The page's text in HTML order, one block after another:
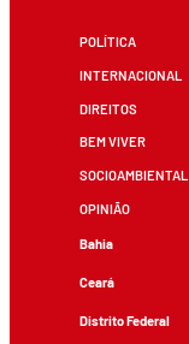
POLÍTICA
INTERNACIONAL
DIREITOS
BEM VIVER
SOCIOAMBIENTAL
OPINIÃO
Bahia
Ceará
Distrito Federal